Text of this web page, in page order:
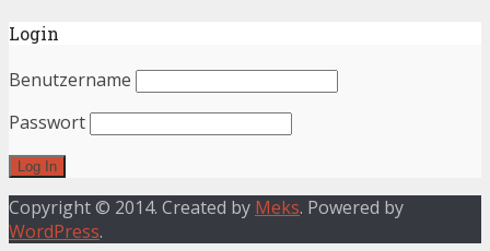
Login
Benutzername
Passwort
Copyright © 2014. Created by Meks. Powered by
WordPress.